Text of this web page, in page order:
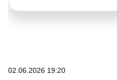
02.06.2026 19:20